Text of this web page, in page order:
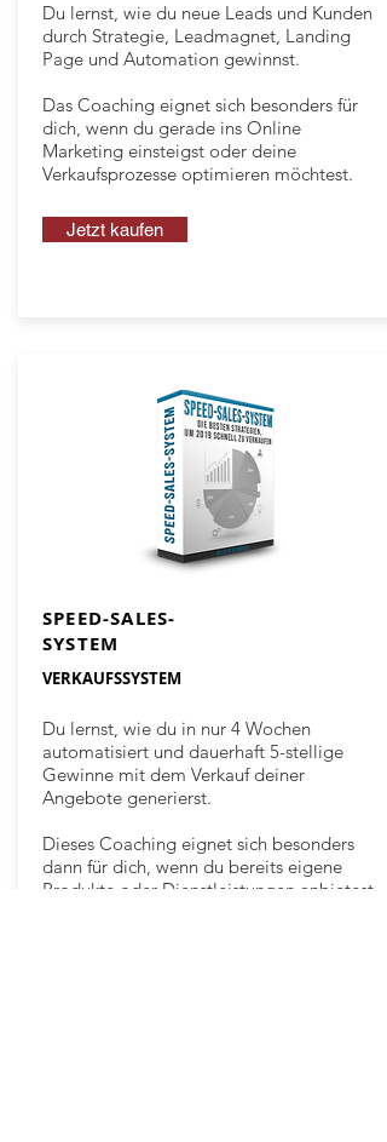
Du lernst, wie du neue Leads und Kunden
durch Strategie, Leadmagnet, Landing
Page und Automation gewinnst.
Das Coaching eignet sich besonders für
dich, wenn du gerade ins Online
Marketing einsteigst oder deine
Verkaufsprozesse optimieren möchtest.
Jetzt kaufen
SPEED-SALES-
SYSTEM
VERKAUFSSYSTEM
Du lernst, wie du in nur 4 Wochen
automatisiert und dauerhaft 5-stellige
Gewinne mit dem Verkauf deiner
Angebote generierst.
Dieses Coaching eignet sich besonders
dann für dich, wenn du bereits eigene
Produkte oder Dienstleistungen anbietest